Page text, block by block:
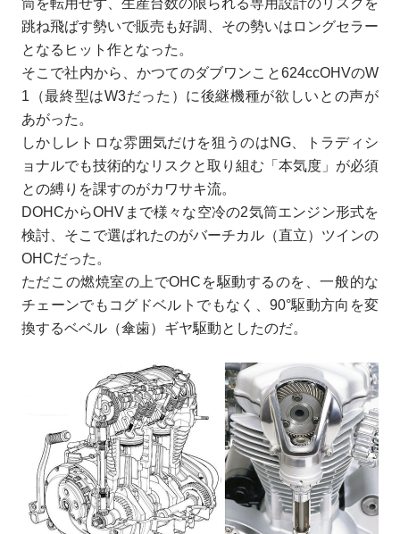
筒を転用せず、生産台数の限られる専用設計のリスクを
跳ね飛ばす勢いで販売も好調、その勢いはロングセラー
となるヒット作となった。
そこで社内から、かつてのダブワンこと624ccOHVのW
1（最終型はW3だった）に後継機種が欲しいとの声が
あがった。
しかしレトロな雰囲気だけを狙うのはNG、トラディシ
ョナルでも技術的なリスクと取り組む「本気度」が必須
との縛りを課すのがカワサキ流。
DOHCからOHVまで様々な空冷の2気筒エンジン形式を
検討、そこで選ばれたのがバーチカル（直立）ツインの
OHCだった。
ただこの燃焼室の上でOHCを駆動するのを、一般的な
チェーンでもコグドベルトでもなく、90°駆動方向を変
換するベベル（傘歯）ギヤ駆動としたのだ。